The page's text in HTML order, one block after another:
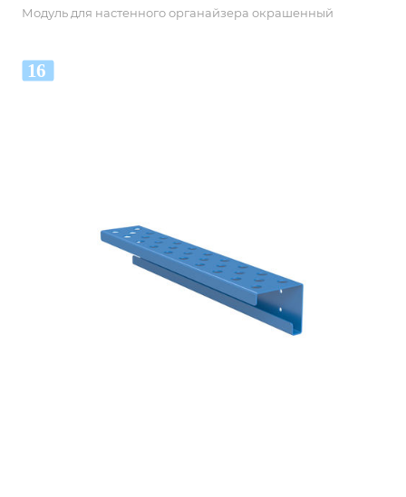
Модуль для настенного органайзера окрашенный